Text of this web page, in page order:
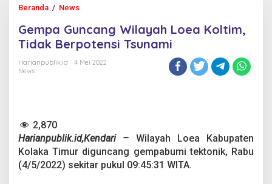
Beranda / News
m
p
a
G
W
l
a
Gempa Guncang Wilayah Loea Koltim,
Tidak Berpotensi Tsunami
Harianpublik.id
4 Mei 2022
News
2,870
Harianpublik.id,Kendari –
Wilayah Loea Kabupaten
Kolaka Timur diguncang gempabumi tektonik, Rabu
(4/5/2022) sekitar pukul 09:45:31 WITA.